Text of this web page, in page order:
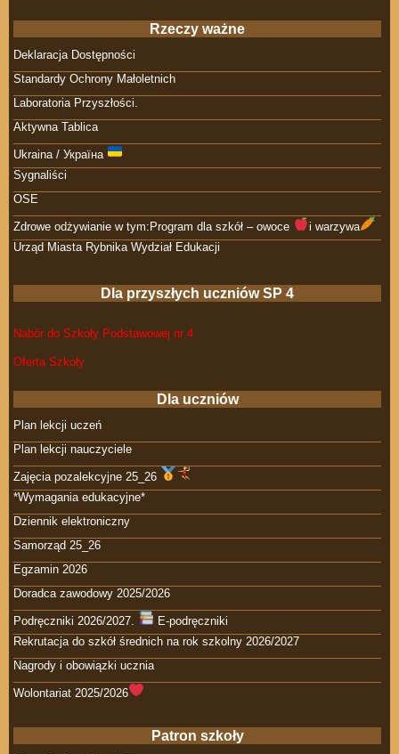
Rzeczy ważne
Deklaracja Dostępności
Standardy Ochrony Małoletnich
Laboratoria Przyszłości.
Aktywna Tablica
Ukraina / Україна
Sygnaliści
OSE
Zdrowe odżywianie w tym:Program dla szkół – owoce
i warzywa
Urząd Miasta Rybnika Wydział Edukacji
Dla przyszłych uczniów SP 4
Nabór do Szkoły Podstawowej nr 4
Oferta Szkoły
Dla uczniów
Plan lekcji uczeń
Plan lekcji nauczyciele
Zajęcia pozalekcyjne 25_26
*Wymagania edukacyjne*
Dziennik elektroniczny
Samorząd 25_26
Egzamin 2026
Doradca zawodowy 2025/2026
Podręczniki 2026/2027.
E-podręczniki
Rekrutacja do szkół średnich na rok szkolny 2026/2027
Nagrody i obowiązki ucznia
Wolontariat 2025/2026
Patron szkoły